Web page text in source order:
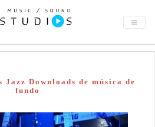
Downloads de música de
fundo